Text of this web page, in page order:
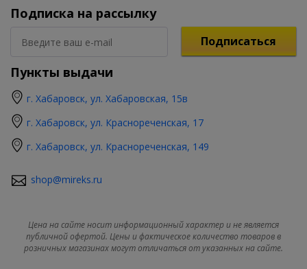
Подписка на рассылку
Подписаться
Пункты выдачи
г. Хабаровск, ул. Хабаровская, 15в
г. Хабаровск, ул. Краснореченская, 17
г. Хабаровск, ул. Краснореченская, 149
shop@mireks.ru
Цена на сайте носит информационный характер и не является
публичной офертой. Цены и фактическое количество товаров в
розничных магазинах могут отличаться от указанных на сайте.